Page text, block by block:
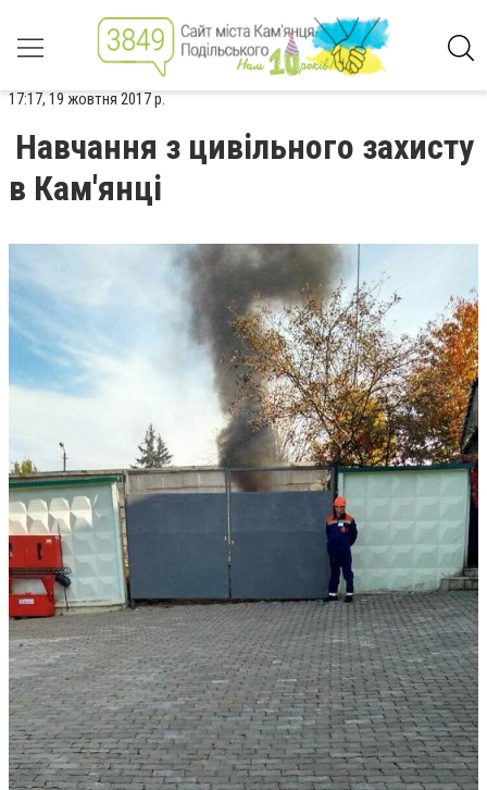
17:17, 19 жовтня 2017 р.
Навчання з цивільного захисту
в Кам'янці